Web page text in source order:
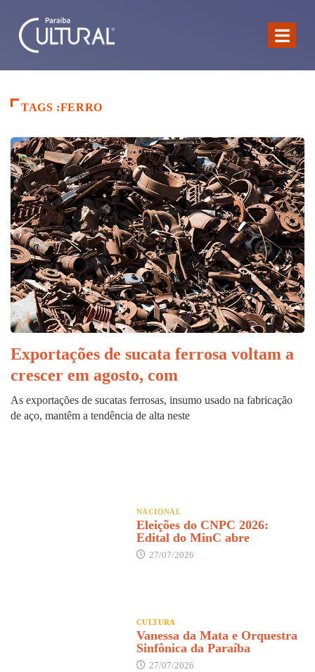
TAGS :FERRO
Exportações de sucata ferrosa voltam a
crescer em agosto, com
As exportações de sucatas ferrosas, insumo usado na fabricação
de aço, mantêm a tendência de alta neste
NACIONAL
Eleições do CNPC 2026:
Edital do MinC abre
27/07/2026
CULTURA
Vanessa da Mata e Orquestra
Sinfônica da Paraíba
27/07/2026